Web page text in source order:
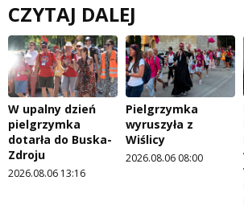
CZYTAJ DALEJ
W upalny dzień
pielgrzymka
dotarła do Buska-
Zdroju
2026.08.06 13:16
Pielgrzymka
wyruszyła z
Wiślicy
2026.08.06 08:00